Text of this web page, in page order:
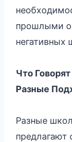
прошлыми
негативных
Что
Разные
Разные
предлагают